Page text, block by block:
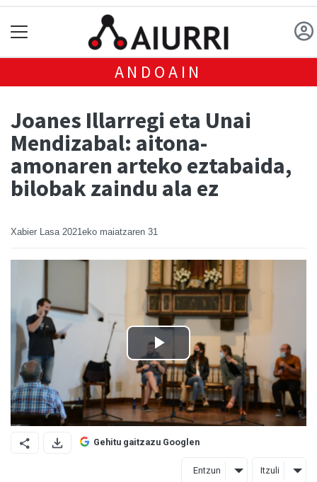
ANDOAIN
Joanes Illarregi eta Unai
Mendizabal: aitona-
amonaren arteko eztabaida,
bilobak zaindu ala ez
Xabier Lasa 2021eko maiatzaren 31
Gehitu gaitzazu Googlen
Entzun Itzuli